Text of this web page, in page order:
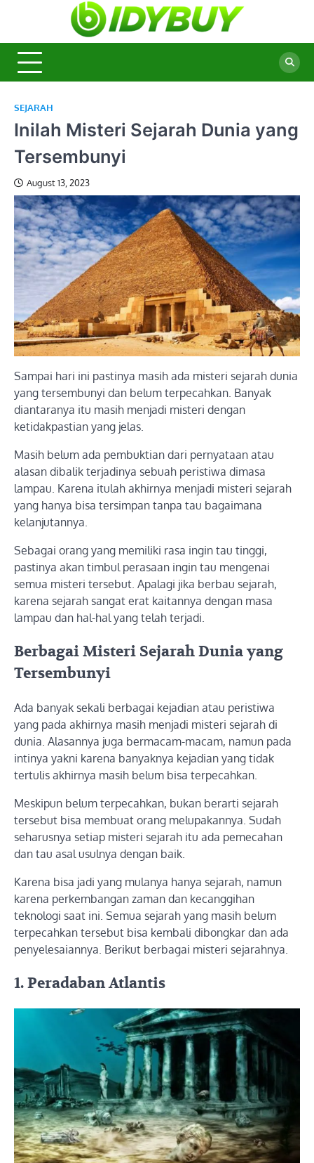
content
Informasi
SEJARAH
Inilah Misteri Sejarah Dunia yang
Tersembunyi
August 13, 2023
Sampai hari ini pastinya masih ada misteri sejarah dunia
yang tersembunyi dan belum terpecahkan. Banyak
diantaranya itu masih menjadi misteri dengan
ketidakpastian yang jelas.
Masih belum ada pembuktian dari pernyataan atau
alasan dibalik terjadinya sebuah peristiwa dimasa
lampau. Karena itulah akhirnya menjadi misteri sejarah
yang hanya bisa tersimpan tanpa tau bagaimana
kelanjutannya.
Sebagai orang yang memiliki rasa ingin tau tinggi,
pastinya akan timbul perasaan ingin tau mengenai
semua misteri tersebut. Apalagi jika berbau sejarah,
karena sejarah sangat erat kaitannya dengan masa
lampau dan hal-hal yang telah terjadi.
Berbagai Misteri Sejarah Dunia yang
Tersembunyi
Ada banyak sekali berbagai kejadian atau peristiwa
yang pada akhirnya masih menjadi misteri sejarah di
dunia. Alasannya juga bermacam-macam, namun pada
intinya yakni karena banyaknya kejadian yang tidak
tertulis akhirnya masih belum bisa terpecahkan.
Meskipun belum terpecahkan, bukan berarti sejarah
tersebut bisa membuat orang melupakannya. Sudah
seharusnya setiap misteri sejarah itu ada pemecahan
dan tau asal usulnya dengan baik.
Karena bisa jadi yang mulanya hanya sejarah, namun
karena perkembangan zaman dan kecanggihan
teknologi saat ini. Semua sejarah yang masih belum
terpecahkan tersebut bisa kembali dibongkar dan ada
penyelesaiannya. Berikut berbagai misteri sejarahnya.
1. Peradaban Atlantis